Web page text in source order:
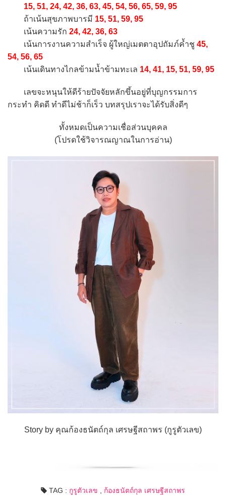
15, 51, 24, 42, 36, 63, 45, 54, 56, 65, 59, 95
ถ้าเน้นสุขภาพบารมี 15, 51, 59, 95
เน้นความรัก 24, 42, 36, 63
เน้นการงานความสำเร็จ ผู้ใหญ่เมตตาอุปถัมภ์ค้ำชู 45,
54, 56, 65
เน้นเดินทางไกลข้ามน้ำข้ามทะเล 14, 41, 15, 51, 59, 95
เลขจะหนุนให้ดีร้ายปัจจัยหลักขึ้นอยู่ที่บุญกรรมการ
กระทำ คิดดี ทำดีไม่ช้าก็เร็ว บทสรุปเราจะได้รับสิ่งดีๆ
ทั้งหมดเป็นความเชื่อส่วนบุคคล
(โปรดใช้วิจารณญาณในการอ่าน)
Story by คุณก้องธนัตถ์กุล เศรษฐีสถาพร (กูรูตัวเลข)
TAG : กูรูตัวเลข , ก้องธนัตถ์กุล เศรษฐีสถาพร